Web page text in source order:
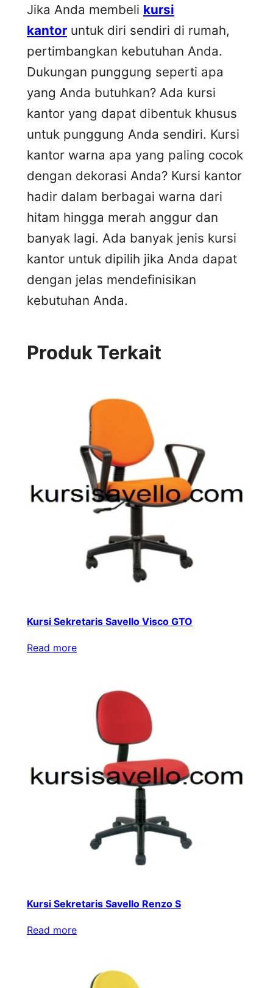
Jika Anda membeli kursi
kantor untuk diri sendiri di rumah,
pertimbangkan kebutuhan Anda.
Dukungan punggung seperti apa
yang Anda butuhkan? Ada kursi
kantor yang dapat dibentuk khusus
untuk punggung Anda sendiri. Kursi
kantor warna apa yang paling cocok
dengan dekorasi Anda? Kursi kantor
hadir dalam berbagai warna dari
hitam hingga merah anggur dan
banyak lagi. Ada banyak jenis kursi
kantor untuk dipilih jika Anda dapat
dengan jelas mendefinisikan
kebutuhan Anda.
Produk Terkait
Kursi Sekretaris Savello Visco GTO
Read more
Kursi Sekretaris Savello Renzo S
Read more